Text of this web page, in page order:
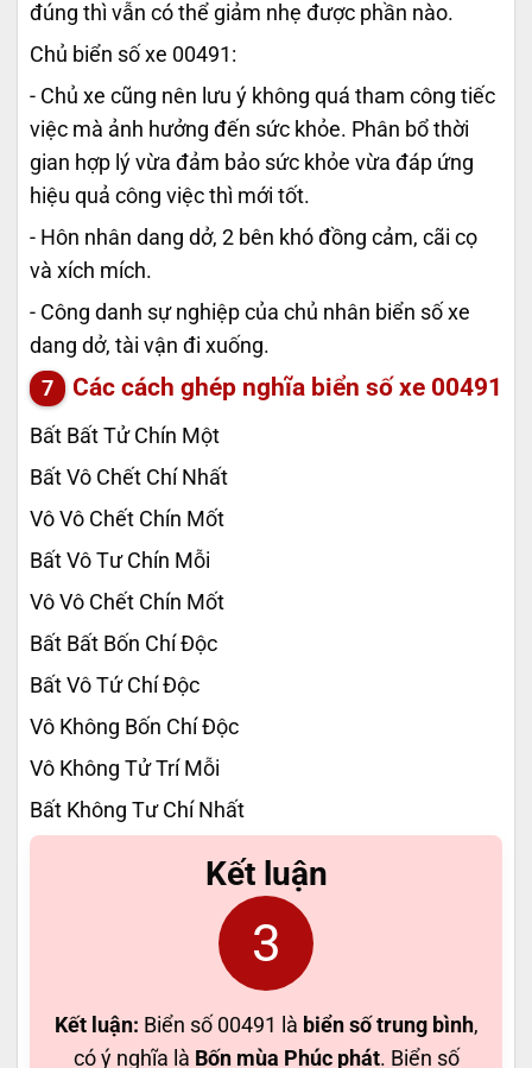
đúng thì vẫn có thể giảm nhẹ được phần nào.
Chủ biển số xe 00491:
- Chủ xe cũng nên lưu ý không quá tham công tiếc
việc mà ảnh hưởng đến sức khỏe. Phân bổ thời
gian hợp lý vừa đảm bảo sức khỏe vừa đáp ứng
hiệu quả công việc thì mới tốt.
- Hôn nhân dang dở, 2 bên khó đồng cảm, cãi cọ
và xích mích.
- Công danh sự nghiệp của chủ nhân biển số xe
dang dở, tài vận đi xuống.
Các cách ghép nghĩa biển số xe 00491
Bất Bất Tử Chín Một
Bất Vô Chết Chí Nhất
Vô Vô Chết Chín Mốt
Bất Vô Tư Chín Mỗi
Vô Vô Chết Chín Mốt
Bất Bất Bốn Chí Độc
Bất Vô Tứ Chí Độc
Vô Không Bốn Chí Độc
Vô Không Tử Trí Mỗi
Bất Không Tư Chí Nhất
Kết luận
3
Kết luận: Biển số 00491 là biển số trung bình,
có ý nghĩa là Bốn mùa Phúc phát. Biển số